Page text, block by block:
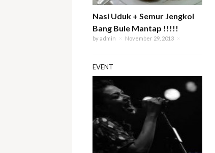
Nasi Uduk + Semur Jengkol
Bang Bule Mantap !!!!!
byadmin November 29, 2013
EVENT